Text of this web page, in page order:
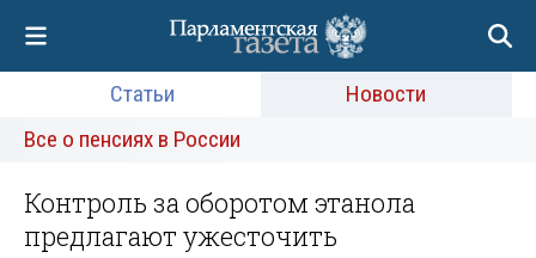
Статьи
Новости
Все о пенсиях в России
Контроль за оборотом этанола
предлагают ужесточить